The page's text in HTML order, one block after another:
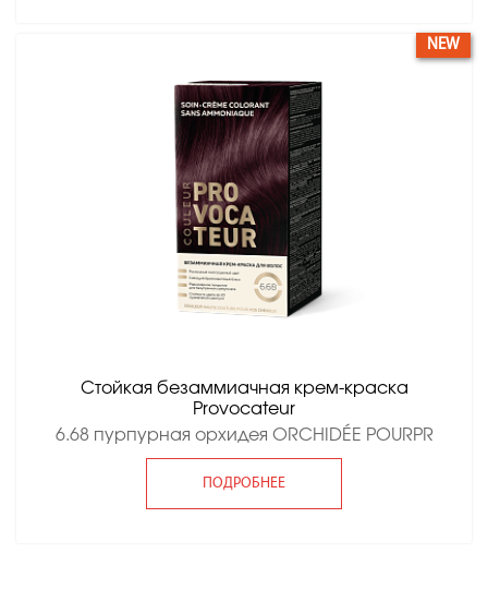
Стойкая безаммиачная крем-краска
Provocateur
6.68 пурпурная орхидея ORCHIDÉE POURPR
ПОДРОБНЕЕ
NEW